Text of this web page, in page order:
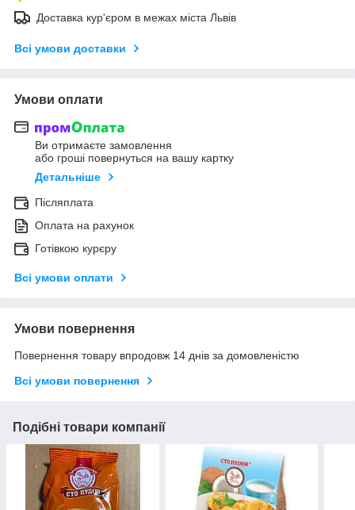
Доставка кур'єром в межах міста Львів
Всі умови доставки
Умови оплати
Ви отримаєте замовлення
або гроші повернуться на вашу картку
Детальніше
Післяплата
Оплата на рахунок
Готівкою курєру
Всі умови оплати
Умови повернення
Повернення товару впродовж 14 днів за домовленістю
Всі умови повернення
Подібні товари компанії